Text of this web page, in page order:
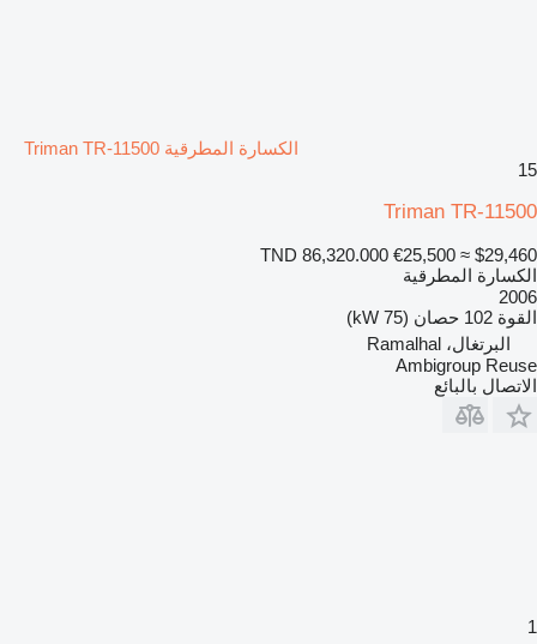
الكسارة المطرقية Triman TR-11500
15
Triman TR-11500
TND 86,320.000 €25,500 ≈ $29,460
الكسارة المطرقية
2006
القوة 102 حصان (75 kW)
البرتغال، Ramalhal
Ambigroup Reuse
الاتصال بالبائع
1